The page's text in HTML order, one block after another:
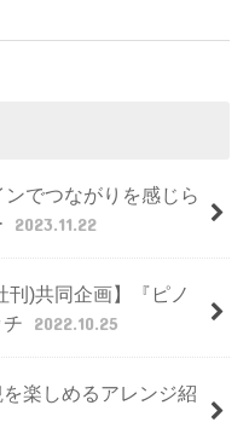
でつながりを感じら
2023.11.22
刊)共同企画】『ピノ
2022.10.25
楽しめるアレンジ紹